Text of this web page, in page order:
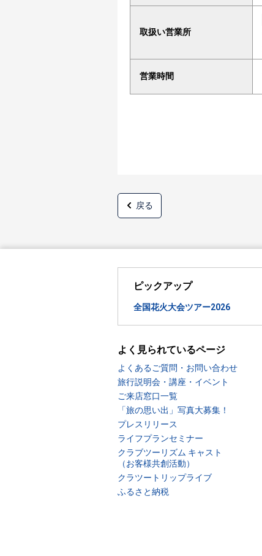
取扱い営業所
営業時間
戻る
ピックアップ
全国花火大会ツアー2026
よく見られているページ
よくあるご質問・お問い合わせ
旅行説明会・講座・イベント
ご来店窓口一覧
「旅の思い出」写真大募集！
プレスリリース
ライフプランセミナー
クラブツーリズム キャスト
（お客様共創活動）
クラツートリップライブ
ふるさと納税